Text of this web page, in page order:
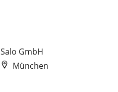
Salo GmbH
München